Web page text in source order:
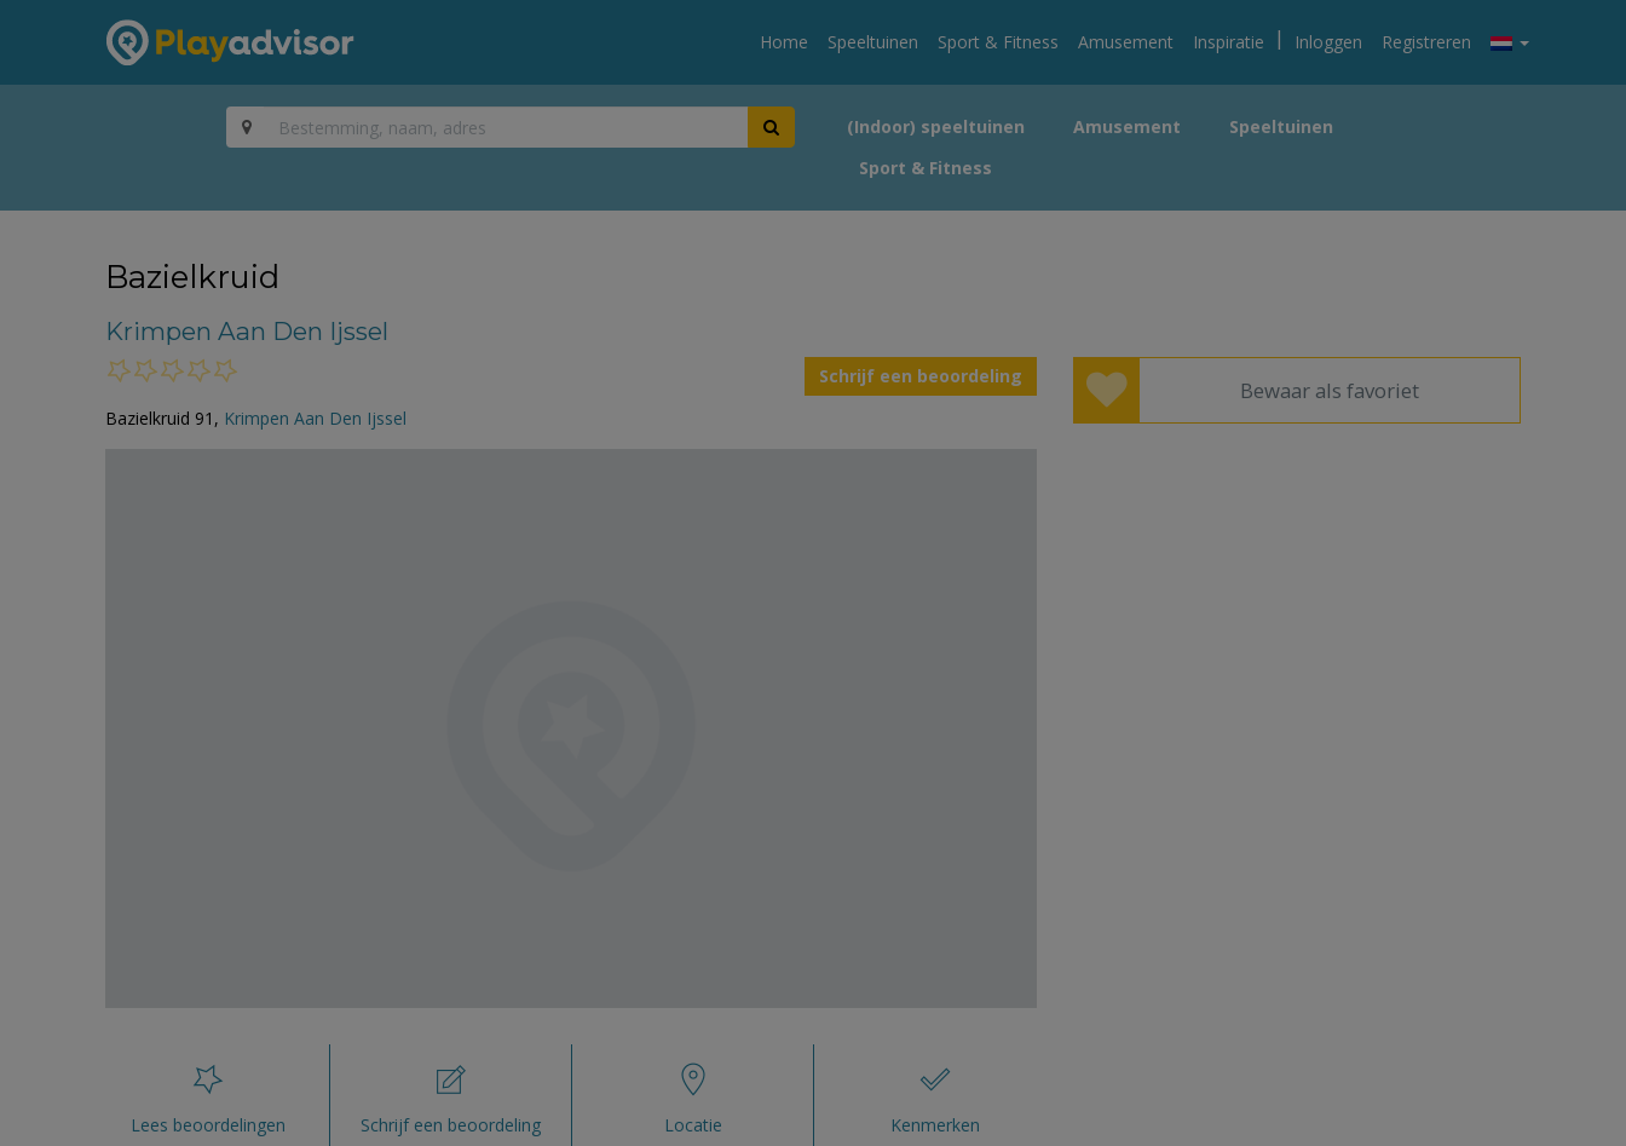
Home Speeltuinen Sport & Fitness Amusement Inspiratie | Inloggen Registreren
(Indoor) speeltuinen Amusement
Speeltuinen
Sport & Fitness
Bazielkruid
Krimpen Aan Den Ijssel
Schrijf een beoordeling
Bazielkruid 91, Krimpen Aan Den Ijssel
Bewaar als favoriet
Lees beoordelingen Schrijf een beoordeling Locatie Kenmerken